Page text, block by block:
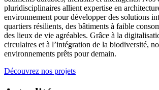
pluridisciplinaires allient expertise en
environnement pour développer des solutions
quartiers résilients, des bâtiments à faible
des lieux de vie agréables. Grâce à la
circulaires et à l’intégration de la biodiversité,
environnements prêts pour demain.
Découvrez nos projets